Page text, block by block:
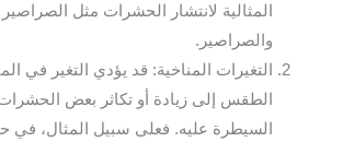
المثالية لانتشار الحشرات مثل
والصراصير.
التغيرات المناخية: قد يؤدي التغير في
الطقس إلى زيادة أو تكاثر بعض
السيطرة عليه. فعلى سبيل المثال، في